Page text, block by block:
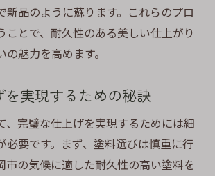
新品のように蘇ります。これらのプロ
ことで、耐久性のある美しい仕上がり
魅力を高めます。
を実現するための秘訣
、完璧な仕上げを実現するためには細
必要です。まず、塗料選びは慎重に行
市の気候に適した耐久性の高い塗料を